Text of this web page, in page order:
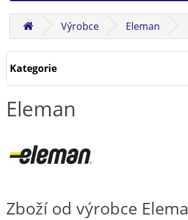
Výrobce Eleman
Kategorie
Eleman
Zboží od výrobce